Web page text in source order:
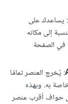
: يساعدك على
إلى مكانه
في الصفحة
: يُخرج العنصر تمامًا
به. وبهذه
حواف أقرب عنصر